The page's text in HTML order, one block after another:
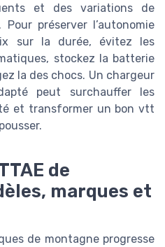
et des variations de
préserver l’autonomie
sur la durée, évitez les
stockez la batterie
la des chocs. Un chargeur
peut surchauffer les
et transformer un bon vtt
de
marques et
de montagne progresse